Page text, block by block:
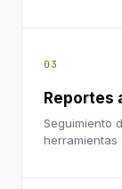
03
Reportes
Seguimiento
herramientas